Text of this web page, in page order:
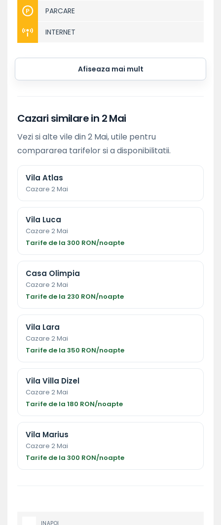
PARCARE
INTERNET
Afiseaza mai mult
Cazari similare in 2 Mai
Vezi si alte vile din 2 Mai, utile pentru
compararea tarifelor si a disponibilitatii.
Vila Atlas
Cazare 2 Mai
Vila Luca
Cazare 2 Mai
Tarife de la 300 RON/noapte
Casa Olimpia
Cazare 2 Mai
Tarife de la 230 RON/noapte
Vila Lara
Cazare 2 Mai
Tarife de la 350 RON/noapte
Vila Villa Dizel
Cazare 2 Mai
Tarife de la 180 RON/noapte
Vila Marius
Cazare 2 Mai
Tarife de la 300 RON/noapte
INAPOI